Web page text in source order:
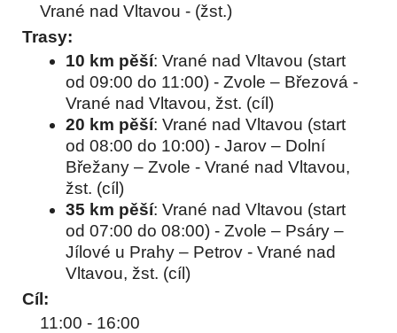
Vrané nad Vltavou - (žst.)
Trasy:
10 km pěší: Vrané nad Vltavou (start
od 09:00 do 11:00) - Zvole – Březová -
Vrané nad Vltavou, žst. (cíl)
20 km pěší: Vrané nad Vltavou (start
od 08:00 do 10:00) - Jarov – Dolní
Břežany – Zvole - Vrané nad Vltavou,
žst. (cíl)
35 km pěší: Vrané nad Vltavou (start
od 07:00 do 08:00) - Zvole – Psáry –
Jílové u Prahy – Petrov - Vrané nad
Vltavou, žst. (cíl)
Cíl:
11:00 - 16:00